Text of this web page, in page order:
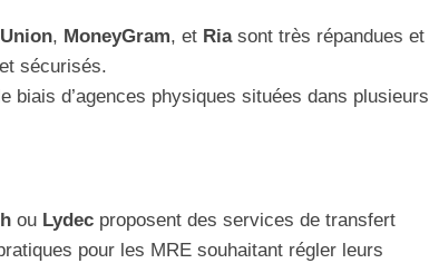
, MoneyGram, et Riasont très répandues et
sécurisés.
biais d’agences physiques situées dans plusieurs
ou Lydecproposent des services de transfert
pour les MRE souhaitant régler leurs